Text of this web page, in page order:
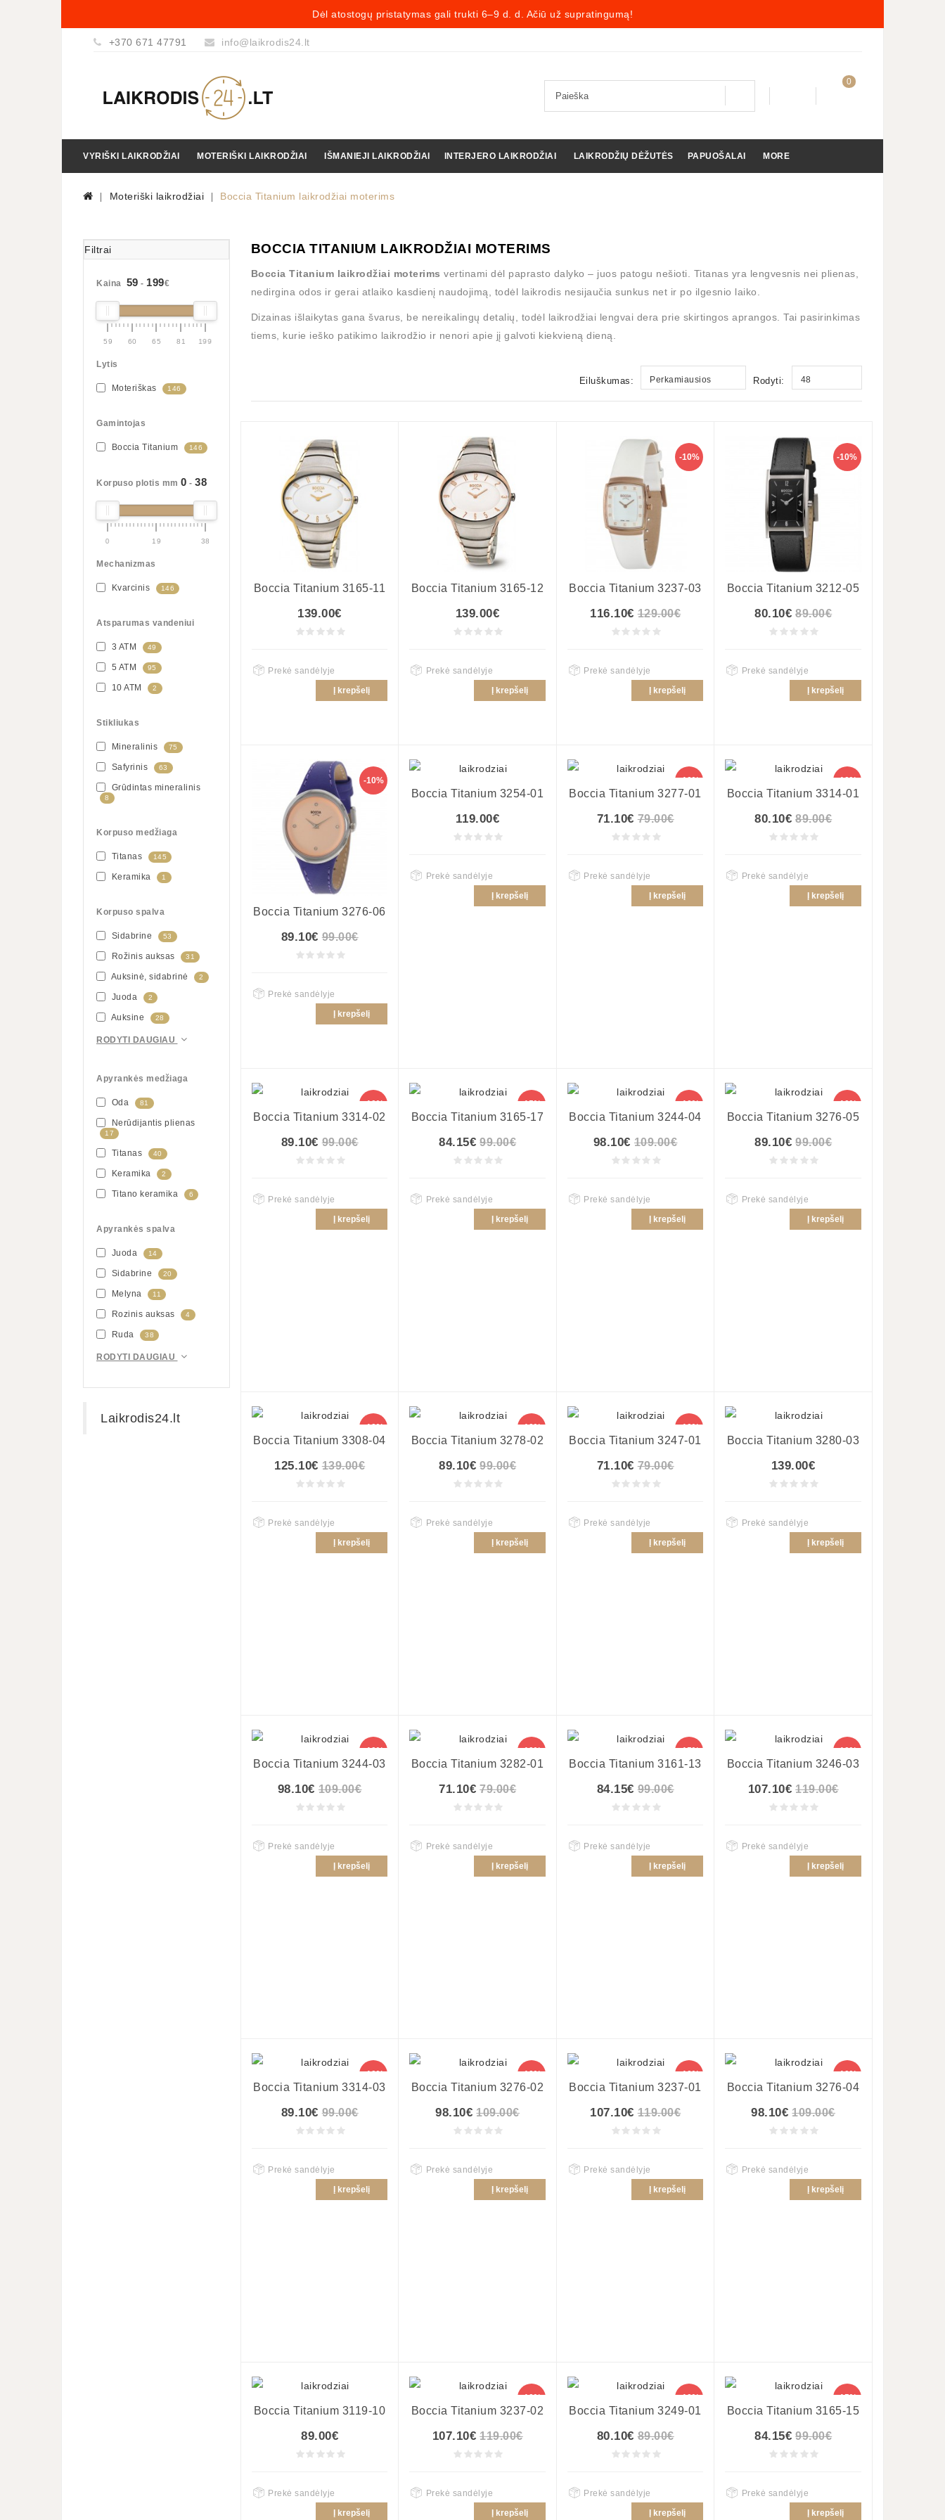
Dėl atostogų pristatymas gali trukti 6–9 d. d. Ačiū už supratingumą!
+370 671 47791 info@laikrodis24.lt
0
VYRIŠKI LAIKRODŽIAI MOTERIŠKI LAIKRODŽIAI IŠMANIEJI LAIKRODŽIAI INTERJERO LAIKRODŽIAI LAIKRODŽIŲ DĖŽUTĖS PAPUOŠALAI MORE
Moteriški laikrodžiai Boccia Titanium laikrodžiai moterims
Filtrai
Kaina 59 - 199€
59 60 65 81 199
Lytis
Moteriškas 146
Gamintojas
Boccia Titanium 146
Korpuso plotis mm 0 - 38
0 19 38
Mechanizmas
Kvarcinis 146
Atsparumas vandeniui
3 ATM 49
5 ATM 95
10 ATM 2
Stikliukas
Mineralinis 75
Safyrinis 63
Grūdintas mineralinis
8
Korpuso medžiaga
Titanas 145
Keramika 1
Korpuso spalva
Sidabrine 53
Rožinis auksas 31
Auksinė, sidabrinė 2
Juoda 2
Auksine 28
RODYTI DAUGIAU
Apyrankės medžiaga
Oda 81
Nerūdijantis plienas
17
Titanas 40
Keramika 2
Titano keramika 6
Apyrankės spalva
Juoda 14
Sidabrine 20
Melyna 11
Rozinis auksas 4
Ruda 38
RODYTI DAUGIAU
Laikrodis24.lt
BOCCIA TITANIUM LAIKRODŽIAI MOTERIMS
Boccia Titanium laikrodžiai moterims vertinami dėl paprasto dalyko – juos patogu nešioti. Titanas yra lengvesnis nei plienas,
nedirgina odos ir gerai atlaiko kasdienį naudojimą, todėl laikrodis nesijaučia sunkus net ir po ilgesnio laiko.
Dizainas išlaikytas gana švarus, be nereikalingų detalių, todėl laikrodžiai lengvai dera prie skirtingos aprangos. Tai pasirinkimas
tiems, kurie ieško patikimo laikrodžio ir nenori apie jį galvoti kiekvieną dieną.
Eiluškumas: Perkamiausios Rodyti: 48
Boccia Titanium 3165-11
139.00€
Prekė sandėlyje
Į krepšelį
Boccia Titanium 3165-12
139.00€
Prekė sandėlyje
Į krepšelį
-10%
Boccia Titanium 3237-03
116.10€ 129.00€
Prekė sandėlyje
Į krepšelį
-10%
Boccia Titanium 3212-05
80.10€ 89.00€
Prekė sandėlyje
Į krepšelį
-10%
Boccia Titanium 3276-06
89.10€ 99.00€
Prekė sandėlyje
Į krepšelį
Boccia Titanium 3254-01
119.00€
Prekė sandėlyje
Į krepšelį
-10%
Boccia Titanium 3277-01
71.10€ 79.00€
Prekė sandėlyje
Į krepšelį
-10%
Boccia Titanium 3314-01
80.10€ 89.00€
Prekė sandėlyje
Į krepšelį
-10%
Boccia Titanium 3314-02
89.10€ 99.00€
Prekė sandėlyje
Į krepšelį
-15%
Boccia Titanium 3165-17
84.15€ 99.00€
Prekė sandėlyje
Į krepšelį
-10%
Boccia Titanium 3244-04
98.10€ 109.00€
Prekė sandėlyje
Į krepšelį
-10%
Boccia Titanium 3276-05
89.10€ 99.00€
Prekė sandėlyje
Į krepšelį
-10%
Boccia Titanium 3308-04
125.10€ 139.00€
Prekė sandėlyje
Į krepšelį
-10%
Boccia Titanium 3278-02
89.10€ 99.00€
Prekė sandėlyje
Į krepšelį
-10%
Boccia Titanium 3247-01
71.10€ 79.00€
Prekė sandėlyje
Į krepšelį
Boccia Titanium 3280-03
139.00€
Prekė sandėlyje
Į krepšelį
-10%
Boccia Titanium 3244-03
98.10€ 109.00€
Prekė sandėlyje
Į krepšelį
-10%
Boccia Titanium 3282-01
71.10€ 79.00€
Prekė sandėlyje
Į krepšelį
-15%
Boccia Titanium 3161-13
84.15€ 99.00€
Prekė sandėlyje
Į krepšelį
-10%
Boccia Titanium 3246-03
107.10€ 119.00€
Prekė sandėlyje
Į krepšelį
-10%
Boccia Titanium 3314-03
89.10€ 99.00€
Prekė sandėlyje
Į krepšelį
-10%
Boccia Titanium 3276-02
98.10€ 109.00€
Prekė sandėlyje
Į krepšelį
-10%
Boccia Titanium 3237-01
107.10€ 119.00€
Prekė sandėlyje
Į krepšelį
-10%
Boccia Titanium 3276-04
98.10€ 109.00€
Prekė sandėlyje
Į krepšelį
Boccia Titanium 3119-10
89.00€
Prekė sandėlyje
Į krepšelį
-10%
Boccia Titanium 3237-02
107.10€ 119.00€
Prekė sandėlyje
Į krepšelį
-10%
Boccia Titanium 3249-01
80.10€ 89.00€
Prekė sandėlyje
Į krepšelį
-15%
Boccia Titanium 3165-15
84.15€ 99.00€
Prekė sandėlyje
Į krepšelį